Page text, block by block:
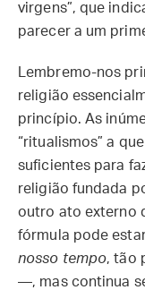
virgens”, que
parecer a um
Lembremo-nos
religião
princípio. As
“ritualismos” a
suficientes para
religião fundada
outro ato externo
fórmula pode
nosso tempo, tão
—, mas continua